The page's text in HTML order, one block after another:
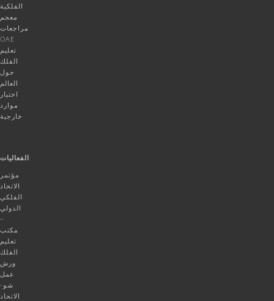
الفلكية
معجم
مراجعات
OAE
تعليم
الفلك
حول
العالم
اختيار
موارد
خارجية
الفعاليات
مؤتمر
الاتحاد
الفلكي
الدولي
–
مكتب
تعليم
الفلك
ورش
عمل
شو-
الاتحاد